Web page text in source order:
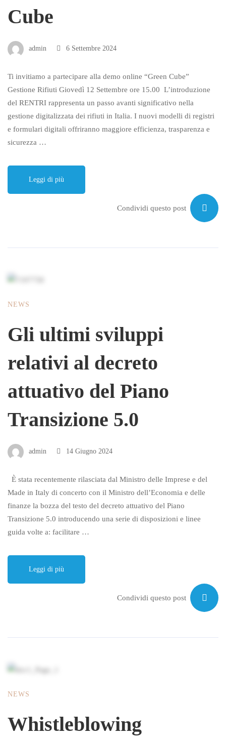
Cube
admin 6 Settembre 2024
Ti invitiamo a partecipare alla demo online “Green Cube”
Gestione Rifiuti Giovedì 12 Settembre ore 15.00 L’introduzione
del RENTRI rappresenta un passo avanti significativo nella
gestione digitalizzata dei rifiuti in Italia. I nuovi modelli di registri
e formulari digitali offriranno maggiore efficienza, trasparenza e
sicurezza …
Leggi di più
Condividi questo post
NEWS
Gli ultimi sviluppi
relativi al decreto
attuativo del Piano
Transizione 5.0
admin 14 Giugno 2024
È stata recentemente rilasciata dal Ministro delle Imprese e del
Made in Italy di concerto con il Ministro dell’Economia e delle
finanze la bozza del testo del decreto attuativo del Piano
Transizione 5.0 introducendo una serie di disposizioni e linee
guida volte a: facilitare …
Leggi di più
Condividi questo post
NEWS
Whistleblowing